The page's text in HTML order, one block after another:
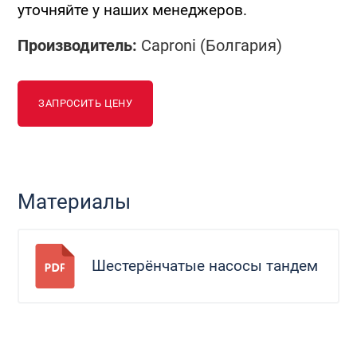
уточняйте у наших менеджеров.
Производитель: Caproni (Болгария)
ЗАПРОСИТЬ ЦЕНУ
Материалы
Шестерёнчатые насосы тандем